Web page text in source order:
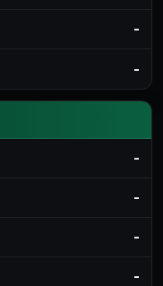
-
-
-
-
-
-